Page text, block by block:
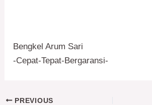
Bengkel Arum Sari
-Cepat-Tepat-Bergaransi-
PREVIOUS